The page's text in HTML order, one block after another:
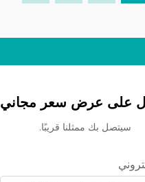
على عرض سعر مجاني
سيتصل بك ممثلنا قريبًا.